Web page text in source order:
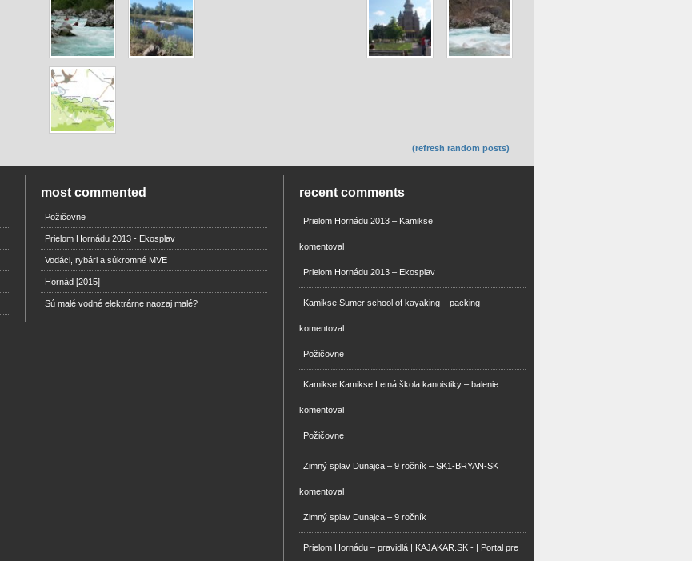
(refresh random posts)
most commented
Požičovne
Prielom Hornádu 2013 - Ekosplav
Vodáci, rybári a súkromné MVE
Hornád [2015]
Sú malé vodné elektrárne naozaj malé?
recent comments
Prielom Hornádu 2013 – Kamikse
komentoval
Prielom Hornádu 2013 – Ekosplav
Kamikse Sumer school of kayaking – packing
komentoval
Požičovne
Kamikse Kamikse Letná škola kanoistiky – balenie
komentoval
Požičovne
Zimný splav Dunajca – 9 ročník – SK1-BRYAN-SK
komentoval
Zimný splav Dunajca – 9 ročník
Prielom Hornádu – pravidlá | KAJAKAR.SK - | Portal pre